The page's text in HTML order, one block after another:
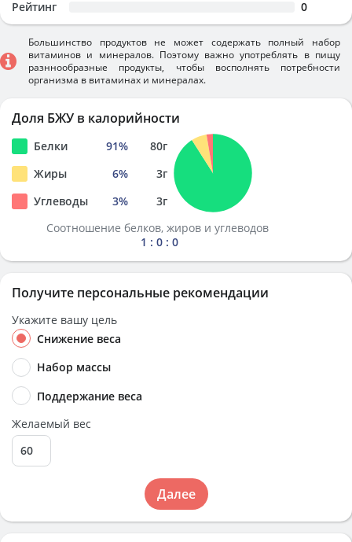
Рейтинг 0
Большинство продуктов не может содержать полный набор
витаминов и минералов. Поэтому важно употреблять в пищу
разннообразные продукты, чтобы восполнять потребности
организма в витаминах и минералах.
Доля БЖУ в калорийности
Белки 91% 80г
Жиры
6% 3г
Углеводы
3% 3г
Соотношение белков, жиров и углеводов
1 : 0 : 0
Получите персональные рекомендации
Укажите вашу цель
Снижение веса
Набор массы
Поддержание веса
Желаемый вес
Далее